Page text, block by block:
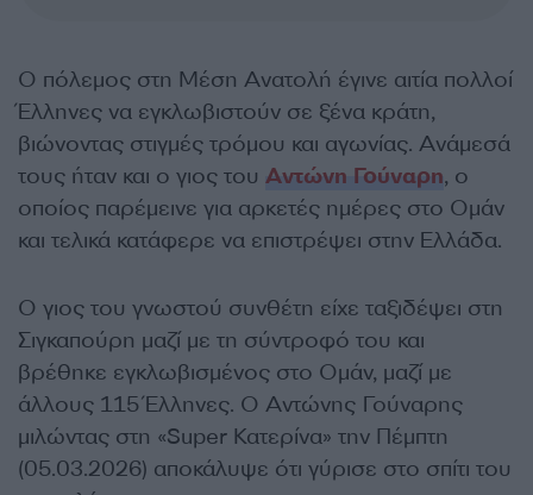
Ο πόλεμος στη Μέση Ανατολή έγινε αιτία πολλοί
Έλληνες να εγκλωβιστούν σε ξένα κράτη,
βιώνοντας στιγμές τρόμου και αγωνίας. Ανάμεσά
τους ήταν και ο γιος του Αντώνη Γούναρη, ο
οποίος παρέμεινε για αρκετές ημέρες στο Ομάν
και τελικά κατάφερε να επιστρέψει στην Ελλάδα.
Ο γιος του γνωστού συνθέτη είχε ταξιδέψει στη
Σιγκαπούρη μαζί με τη σύντροφό του και
βρέθηκε εγκλωβισμένος στο Ομάν, μαζί με
άλλους 115 Έλληνες. Ο Αντώνης Γούναρης
μιλώντας στη «Super Κατερίνα» την Πέμπτη
(05.03.2026) αποκάλυψε ότι γύρισε στο σπίτι του